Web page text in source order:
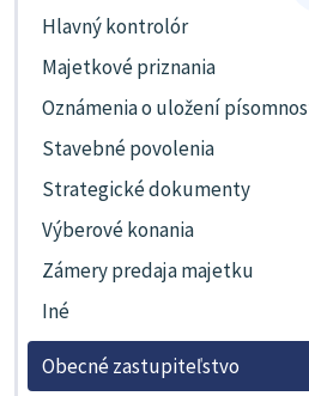
Hlavný kontrolór
Majetkové priznania
Oznámenia o uložení
Stavebné povolenia
Strategické dokumenty
Výberové konania
Zámery predaja majetku
Iné
Obecné zastupiteľstvo